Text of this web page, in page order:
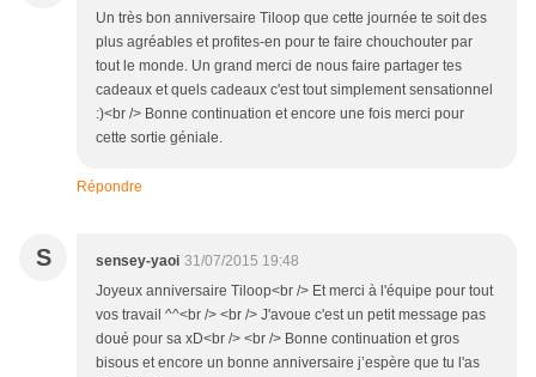
Un très bon anniversaire Tiloop que cette journée te soit des
plus agréables et profites-en pour te faire chouchouter par
tout le monde. Un grand merci de nous faire partager tes
cadeaux et quels cadeaux c'est tout simplement sensationnel
:)<br /> Bonne continuation et encore une fois merci pour
cette sortie géniale.
Répondre
S sensey-yaoi 31/07/2015 19:48
Joyeux anniversaire Tiloop<br /> Et merci à l'équipe pour tout
vos travail ^^<br /> <br /> J'avoue c'est un petit message pas
doué pour sa xD<br /> <br /> Bonne continuation et gros
bisous et encore un bonne anniversaire j’espère que tu l'as